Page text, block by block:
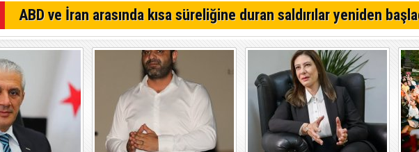
adına harekete geçtik
“CTP’nin yönettiği belediyeler katılımcı ve insan odaklı
anlayışıyla fark yaratıyor”
İskele, Uluslararası Yarı Maraton Parkuruna kavuştu
ABD ve İran arasında kısa süreliğine duran saldırılar yeniden